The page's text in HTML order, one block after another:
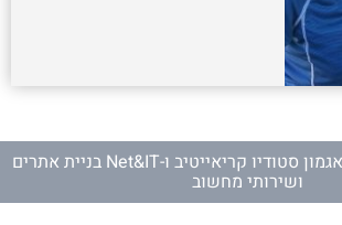
סטודיו קריאייטיב ו- Net&IT בניית אתרים
ושירותי מחשוב